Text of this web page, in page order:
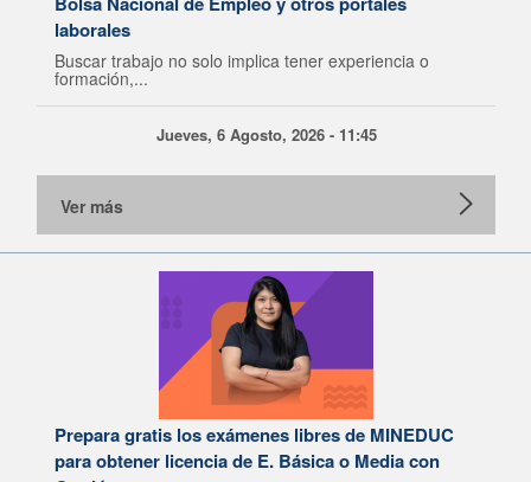
laborales
Buscar trabajo no solo implica tener experiencia o
formación,...
Jueves, 6 Agosto, 2026 - 11:45
Ver más
Prepara gratis los exámenes libres de MINEDUC
para obtener licencia de E. Básica o Media con